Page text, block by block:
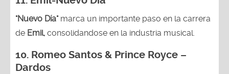
"Nuevo Día"marca un importante paso en la carrera
de Emil, consolidandose en la industria musical.
10. Romeo Santos & Prince Royce –
Dardos